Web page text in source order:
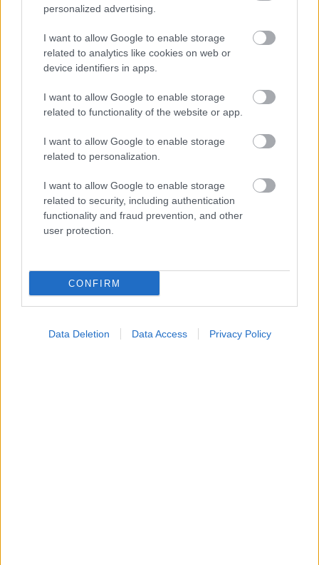
personalized advertising.
I want to allow Google to enable storage
related to analytics like cookies on web or
device identifiers in apps.
I want to allow Google to enable storage
related to functionality of the website or app.
I want to allow Google to enable storage
related to personalization.
I want to allow Google to enable storage
related to security, including authentication
functionality and fraud prevention, and other
user protection.
CONFIRM
Data Deletion Data Access Privacy Policy